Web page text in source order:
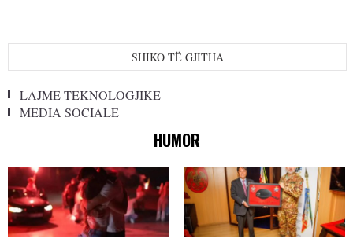
SHIKO TË GJITHA
LAJME TEKNOLOGJIKE
MEDIA SOCIALE
HUMOR